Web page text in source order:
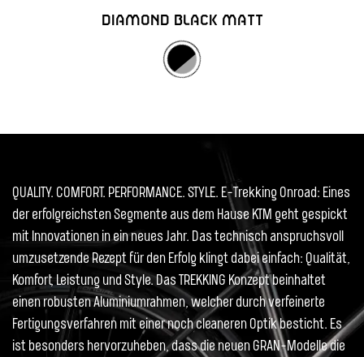
DIAMOND BLACK MATT
QUALITY. COMFORT. PERFORMANCE. STYLE. E-Trekking Onroad: Eines
der erfolgreichsten Segmente aus dem Hause KTM geht gespickt
mit Innovationen in ein neues Jahr. Das technisch anspruchsvoll
umzusetzende Rezept für den Erfolg klingt dabei einfach: Qualität,
Komfort, Leistung und Style. Das TREKKING Konzept beinhaltet
einen robusten Aluminiumrahmen, welcher durch verfeinerte
Fertigungsverfahren mit einer noch cleaneren Optik besticht. Es
ist besonders hervorzuheben, dass die neuen GRAN-Modelle die